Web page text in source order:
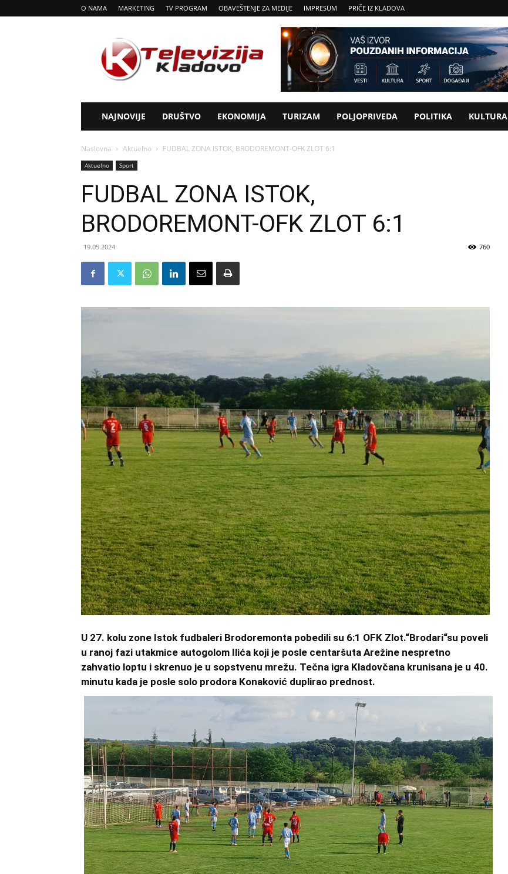
O NAMA MARKETING TV PROGRAM OBAVEŠTENJE ZA MEDIJE IMPRESUM PRIČE IZ KLADOVA
Tv
Kladovo
NAJNOVIJE DRUŠTVO EKONOMIJA TURIZAM POLJOPRIVEDA POLITIKA KULTURA
Naslovna Aktuelno FUDBAL ZONA ISTOK, BRODOREMONT-OFK ZLOT 6:1
Aktuelno Sport
FUDBAL ZONA ISTOK,
BRODOREMONT-OFK ZLOT 6:1
19.05.2024 760
U 27. kolu zone Istok fudbaleri Brodoremonta pobedili su 6:1 OFK Zlot.“Brodari“su poveli
u ranoj fazi utakmice autogolom Ilića koji je posle centaršuta Arežine nespretno
zahvatio loptu i skrenuo je u sopstvenu mrežu. Tečna igra Kladovčana krunisana je u 40.
minutu kada je posle solo prodora Konaković duplirao prednost.